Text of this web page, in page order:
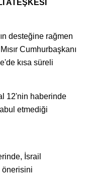
ATEŞKESİ
desteğine rağmen
Cumhurbaşkanı
kısa süreli
12'nin haberinde
etmediği
İsrail
önerisini